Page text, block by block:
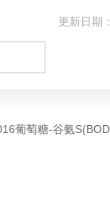
更新日期：